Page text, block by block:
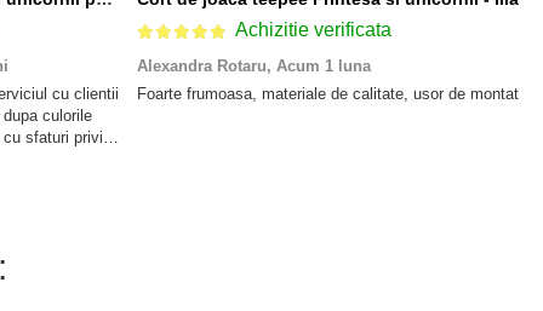
cu clientii
culorile
sfaturi privind
Achizitie verificata
Alexandra Rotaru, Acum 1 luna
Foarte frumoasa, materiale de calitate, usor de montat